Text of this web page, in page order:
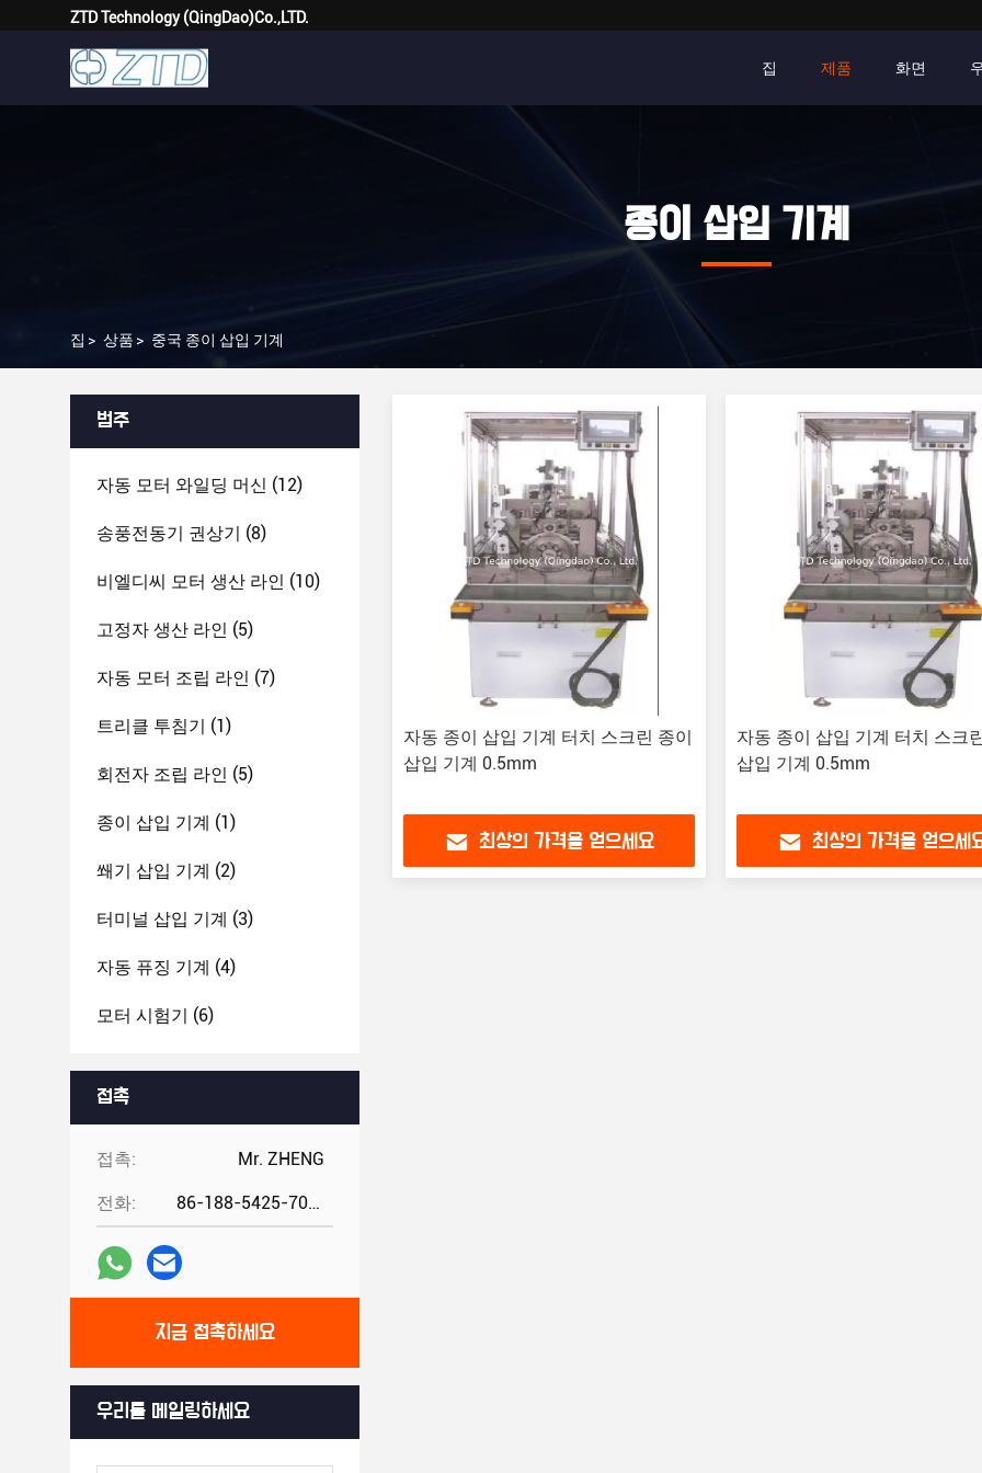
ZTD Technology (QingDao)Co.,LTD.
집 제품 화면
종이 삽입 기계
집 > 상품 > 중국 종이 삽입 기계
범주
자동 모터 와일딩 머신 (12)
송풍전동기 권상기 (8)
비엘디씨 모터 생산 라인 (10)
고정자 생산 라인 (5)
자동 모터 조립 라인 (7)
트리클 투침기 (1)
회전자 조립 라인 (5)
종이 삽입 기계 (1)
쐐기 삽입 기계 (2)
터미널 삽입 기계 (3)
자동 퓨징 기계 (4)
모터 시험기 (6)
접촉
접촉: Mr. ZHENG
전화: 86-188-5425-7020
지금 접촉하세요
우리를 메일링하세요
자동 종이 삽입 기계 터치 스크린 종이
삽입 기계 0.5mm
최상의 가격을 얻으세요
자동 종이 삽입 기계 터치 스크
삽입 기계 0.5mm
최상의 가격을 얻으세